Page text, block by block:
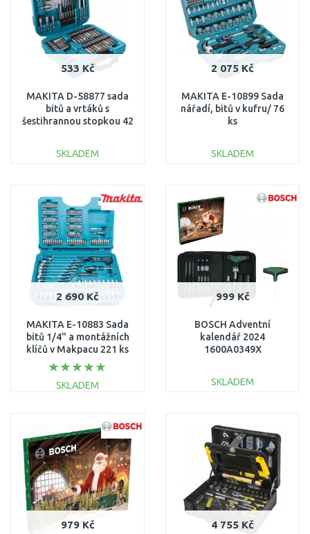
533 Kč
MAKITA D-58877 sada
bitů a vrtáků s
šestihrannou stopkou 42
SKLADEM
Porovnat
2 075 Kč
MAKITA E-10899 Sada
nářadí, bitů v kufru/ 76
ks
SKLADEM
Porovnat
2 690 Kč
MAKITA E-10883 Sada
bitů 1/4" a montážních
klíčů v Makpacu 221 ks
SKLADEM
Porovnat
999 Kč
BOSCH Adventní
kalendář 2024
1600A0349X
SKLADEM
Porovnat
979 Kč 4 755 Kč